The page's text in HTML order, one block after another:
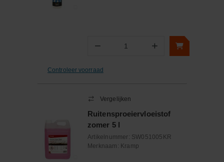
− Aantal +
Controleer voorraad
Vergelijken
Ruitensproeiervloeistof
zomer 5 l
Artikelnummer: SW051005KR
Merknaam: Kramp